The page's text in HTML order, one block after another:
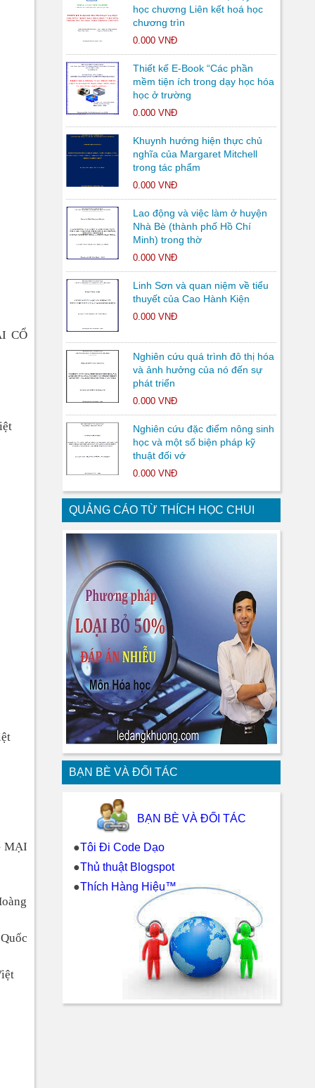
CỔ
MẠI
học chương Liên kết hoá học
chương trìn
0.000 VNĐ
Thiết kế E-Book “Các phần
mềm tiện ích trong dạy học hóa
học ở trường
0.000 VNĐ
Khuynh hướng hiện thực chủ
nghĩa của Margaret Mitchell
trong tác phẩm
0.000 VNĐ
Lao động và việc làm ở huyện
Nhà Bè (thành phố Hồ Chí
Minh) trong thờ
0.000 VNĐ
Linh Sơn và quan niệm về tiểu
thuyết của Cao Hành Kiện
0.000 VNĐ
Nghiên cứu quá trình đô thị hóa
và ảnh hưởng của nó đến sự
phát triển
0.000 VNĐ
Nghiên cứu đặc điểm nông sinh
học và một số biện pháp kỹ
thuật đối vớ
0.000 VNĐ
QUẢNG CÁO TỪ THÍCH HỌC CHUI
BẠN BÈ VÀ ĐỐI TÁC
BẠN BÈ VÀ ĐỐI TÁC
●Tôi Đi Code Dạo
●Thủ thuật Blogspot
●Thích Hàng Hiệu™